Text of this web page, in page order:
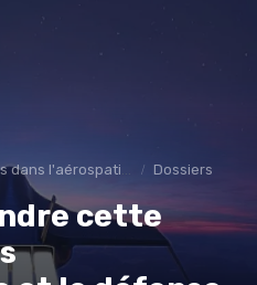
dans l'aérospatial Dossiers
cette